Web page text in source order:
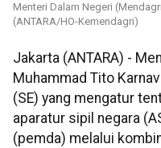
Menteri Dalam Negeri
(ANTARA/HO-Kemendagri)
Jakarta (ANTARA) -
Muhammad Tito
(SE) yang mengatur
aparatur sipil negara
(pemda) melalui